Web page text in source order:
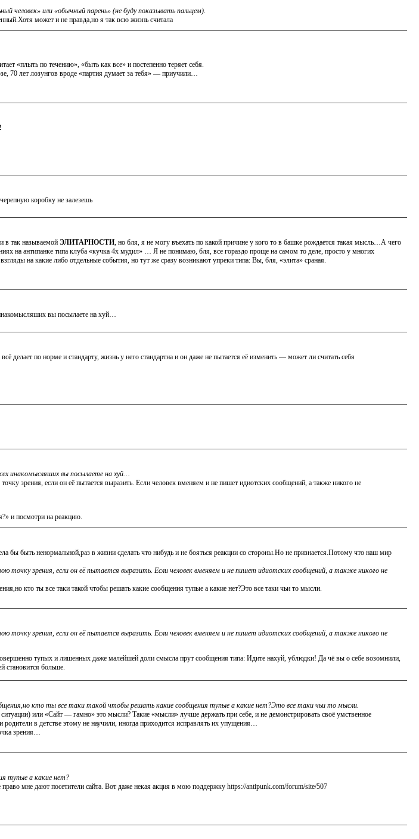
человек» или «обычный парень» (не буду показывать пальцем).
может и не правда,но я так всю жизнь считала
«плыть по течению», «быть как все» и постепенно теряет себя.
70 лет лозунгов вроде «партия думает за тебя» — приучили…
коробку не залезешь
в так называемой ЭЛИТАРНОСТИ, но бля, я не могу въехать по какой причине у кого то в башке рождается такая мысль…А чего
на антипанке типа клуба «кучка 4х мудил» … Я не понимаю, бля, все гораздо проще на самом то деле, просто у многих
на какие либо отдельные события, но тут же сразу возникают упреки типа: Вы, бля, «элита» сраная.
инакомысляших вы посылаете на хуй…
делает по норме и стандарту, жизнь у него стандартна и он даже не пытается её изменить — может ли считать себя
инакомысляших вы посылаете на хуй…
зрения, если он её пытается выразить. Если человек вменяем и не пишет идиотских сообщений, а также никого не
и посмотри на реакцию.
бы быть ненормальной,раз в жизни сделать что нибудь и не бояться реакции со стороны.Но не признается.Потому что наш мир
точку зрения, если он её пытается выразить. Если человек вменяем и не пишет идиотских сообщений, а также никого не
кто ты все таки такой чтобы решать какие сообщения тупые а какие нет?Это все таки чьи то мысли.
точку зрения, если он её пытается выразить. Если человек вменяем и не пишет идиотских сообщений, а также никого не
тупых и лишенных даже малейшей доли смысла прут сообщения типа: Идите нахуй, ублюдки! Да чё вы о себе возомнили,
становится больше.
кто ты все таки такой чтобы решать какие сообщения тупые а какие нет?Это все таки чьи то мысли.
или «Сайт — гамно» это мысли? Такие «мысли» лучше держать при себе, и не демонстрировать своё умственное
родители в детстве этому не научили, иногда приходится исправлять их упущения…
зрения…
тупые а какие нет?
право мне дают посетители сайта. Вот даже некая акция в мою поддержку https://antipunk.com/forum/site/507